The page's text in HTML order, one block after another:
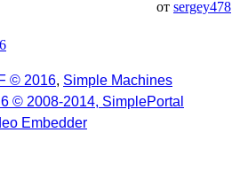
от sergey478
© 2016, Simple Machines
© 2008-2014, SimplePortal
Embedder